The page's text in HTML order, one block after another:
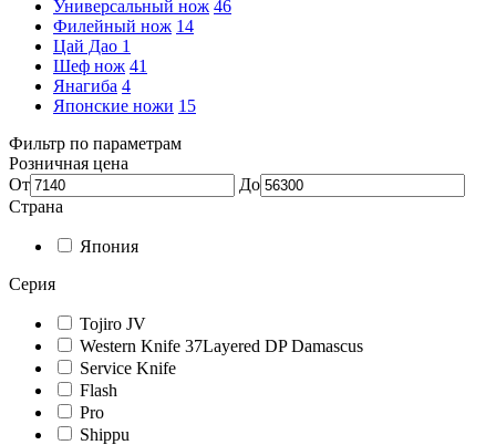
Универсальный нож 46
Филейный нож 14
Цай Дао 1
Шеф нож 41
Янагиба 4
Японские ножи 15
Фильтр по параметрам
Розничная цена
От
До
Страна
Япония
Серия
Tojiro JV
Western Knife 37Layered DP Damascus
Service Knife
Flash
Pro
Shippu